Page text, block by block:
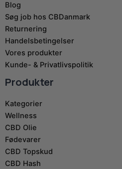
Blog
Søg job hos CBDanmark
Returnering
Handelsbetingelser
Vores produkter
Kunde- & Privatlivspolitik
Produkter
Kategorier
Wellness
CBD Olie
Fødevarer
CBD Topskud
CBD Hash